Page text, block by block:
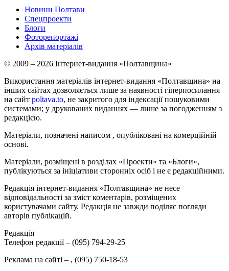
Новини Полтави
Спецпроекти
Блоги
Фоторепортажі
Архів матеріалів
© 2009 – 2026 Інтернет-видання «Полтавщина»
Використання матеріалів інтернет-видання «Полтавщина» на
інших сайтах дозволяється лише за наявності гіперпосилання
на сайт poltava.to, не закритого для індексації пошуковими
системами; у друкованих виданнях — лише за погодженням з
редакцією.
Матеріали, позначені написом , опубліковані на комерційній
основі.
Матеріали, розміщені в розділах «Проекти» та «Блоги»,
публікуються за ініціативи сторонніх осіб і не є редакційними.
Редакція інтернет-видання «Полтавщина» не несе
відповідальності за зміст коментарів, розміщених
користувачами сайту. Редакція не завжди поділяє погляди
авторів публікацій.
Редакція –
Телефон редакції – (095) 794-29-25
Реклама на сайті – , (095) 750-18-53